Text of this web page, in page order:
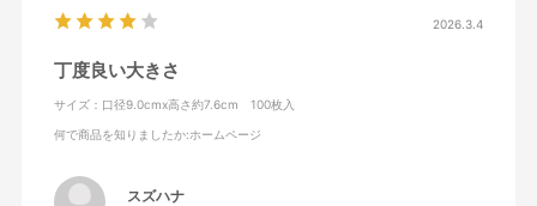
2026.3.4
丁度良い大きさ
サイズ：口径9.0cmx高さ約7.6cm 100枚入
何で商品を知りましたか:ホームページ
スズハナ